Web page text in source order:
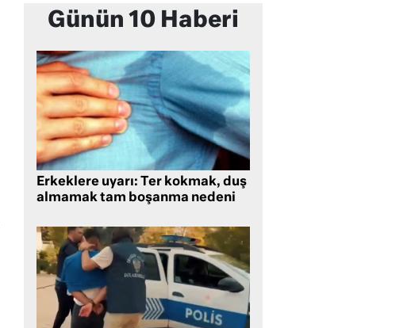
Günün 10 Haberi
Erkeklere uyarı: Ter kokmak, duş
almamak tam boşanma nedeni